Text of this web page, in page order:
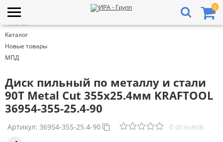
0
Главная
Каталог
Новые товары
МПД
Диск пильный по металлу и стали
90Т Metal Cut 355х25.4мм KRAFTOOL
36954-355-25.4-90
Артикул: 36954-355-25.4-90 0 отзывов